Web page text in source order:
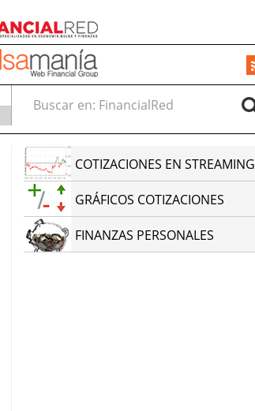
Buscar en:
COTIZACIONES EN STREAMING
GRÁFICOS COTIZACIONES
FINANZAS PERSONALES